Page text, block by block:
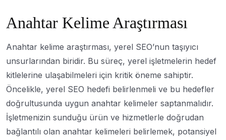
Anahtar Kelime Araştırması
Anahtar kelime araştırması, yerel SEO’nun taşıyıcı
unsurlarından biridir. Bu süreç, yerel işletmelerin hedef
kitlelerine ulaşabilmeleri için kritik öneme sahiptir.
Öncelikle, yerel SEO hedefi belirlenmeli ve bu hedefler
doğrultusunda uygun anahtar kelimeler saptanmalıdır.
İşletmenizin sunduğu ürün ve hizmetlerle doğrudan
bağlantılı olan anahtar kelimeleri belirlemek, potansiyel